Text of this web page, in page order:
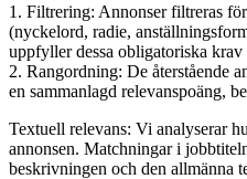
1. Filtrering: Annonser filtreras
(nyckelord, radie,
uppfyller dessa obligatoriska krav
2. Rangordning: De återstående
en sammanlagd relevanspoäng,
Textuell relevans: Vi analyserar
annonsen. Matchningar i
beskrivningen och den allmänna